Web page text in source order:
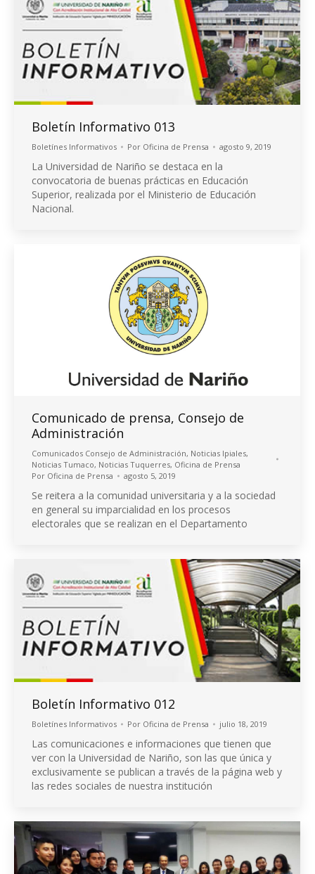
Boletín Informativo 013
Boletínes Informativos Por Oficina de Prensa agosto 9, 2019
La Universidad de Nariño se destaca en la
convocatoria de buenas prácticas en Educación
Superior, realizada por el Ministerio de Educación
Nacional.
Comunicado de prensa, Consejo de
Administración
Comunicados Consejo de Administración, Noticias Ipiales,
Noticias Tumaco, Noticias Tuquerres, Oficina de Prensa
Por Oficina de Prensa agosto 5, 2019
Se reitera a la comunidad universitaria y a la sociedad
en general su imparcialidad en los procesos
electorales que se realizan en el Departamento
Boletín Informativo 012
Boletínes Informativos Por Oficina de Prensa julio 18, 2019
Las comunicaciones e informaciones que tienen que
ver con la Universidad de Nariño, son las que única y
exclusivamente se publican a través de la página web y
las redes sociales de nuestra institución